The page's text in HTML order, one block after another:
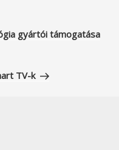
gyártói támogatása
TV-k